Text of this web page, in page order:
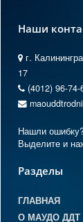
Наши
г.
17
(4012) 96-
Нашли
Выделите и
Разделы
ГЛАВНАЯ
О МАУДО ДДТ